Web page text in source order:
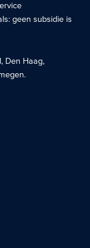
geen subsidie is
, Den Haag,
.